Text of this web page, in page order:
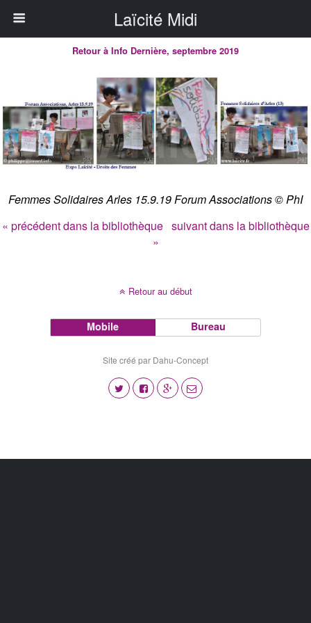
Laïcité Midi
Retour à Info Dernière, septembre 2019
Femmes Solidaires Arles 15.9.19 Forum Associations © PhI
« précédent dans la bibliothèque suivant dans la bibliothèque
»
Retour au début
Mobile Bureau
Site créé par Dahu-Concept